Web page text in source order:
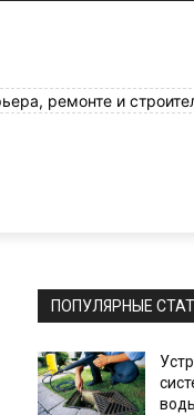
ремонте и
ПОПУЛЯРНЫЕ